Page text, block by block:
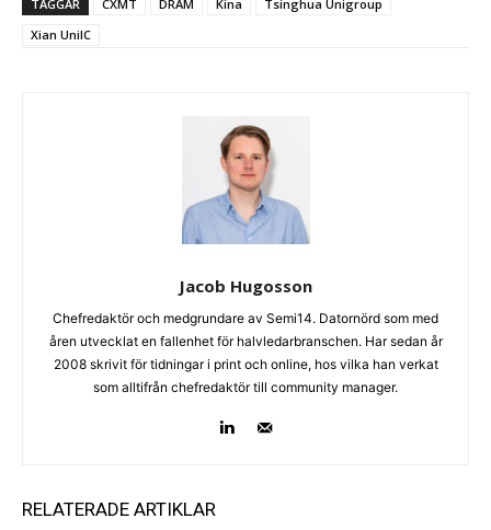
TAGGAR CXMT DRAM Kina
Tsinghua Unigroup
Xian UniIC
Jacob Hugosson
Chefredaktör och medgrundare av Semi14. Datornörd som med
åren utvecklat en fallenhet för halvledarbranschen. Har sedan år
2008 skrivit för tidningar i print och online, hos vilka han verkat
som alltifrån chefredaktör till community manager.
RELATERADE ARTIKLAR